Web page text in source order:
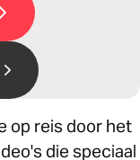
op reis door het
die speciaal